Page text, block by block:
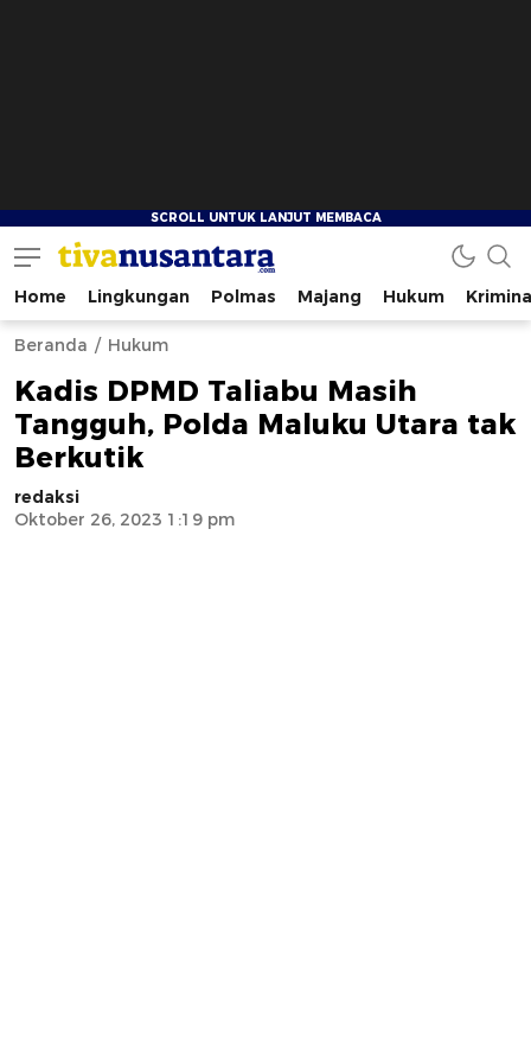
tivanusantara.com
Berita Nusantara
Home Lingkungan Polmas Majang Hukum
Beranda Hukum
Kadis DPMD Taliabu Masih
Tangguh, Polda Maluku Utara tak
Berkutik
redaksi
Oktober 26, 2023 1:19 pm